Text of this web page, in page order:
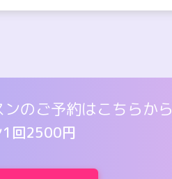
のご予約はこちらから
1回2500円